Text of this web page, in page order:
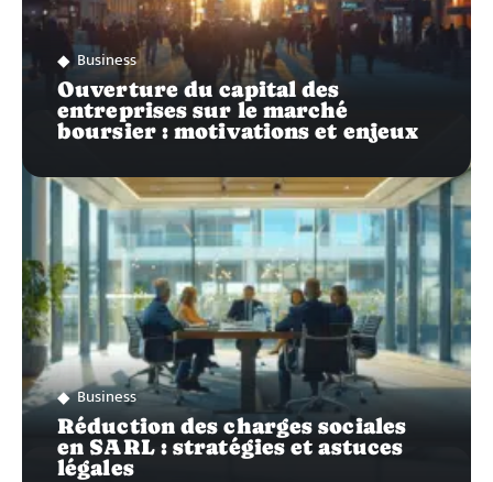
Business
Ouverture du capital des
entreprises sur le marché
boursier : motivations et enjeux
Business
Réduction des charges sociales
en SARL : stratégies et astuces
légales